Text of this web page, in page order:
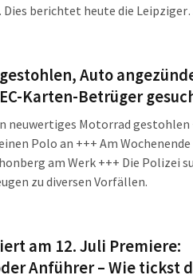
berichtet heute die Leipziger
Gegen 1:25 Uhr sah ein
einschlugen und den
Auto
Karten-Betrüger
neuwertiges Motorrad gestohlen
Polo an +++ Am Wochenende
am Werk +++ Die Polizei
zu diversen Vorfällen.
am 12. Juli Premiere:
Anführer – Wie tickst